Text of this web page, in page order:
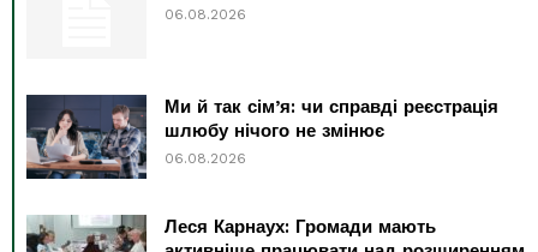
06.08.2026
Ми й так сім’я: чи справді реєстрація
шлюбу нічого не змінює
06.08.2026
Леся Карнаух: Громади мають